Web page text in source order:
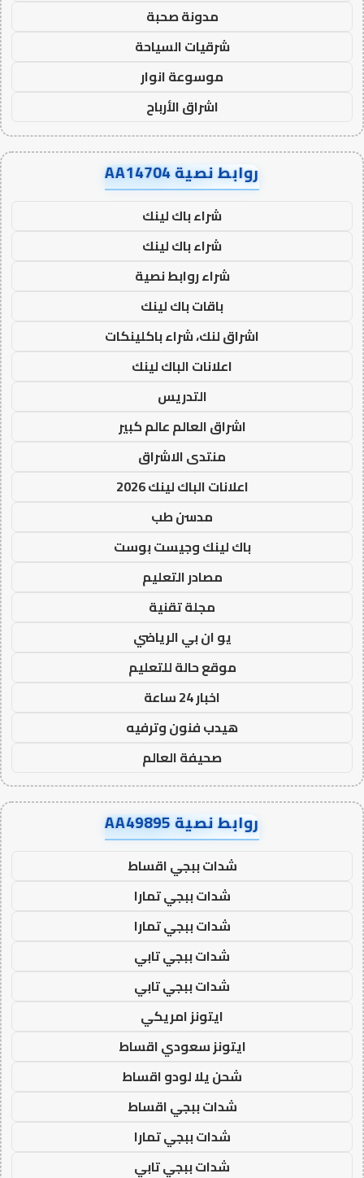
مدونة صحبة
شرقيات السياحة
موسوعة انوار
اشراق الأرباح
روابط نصية AA14704
شراء باك لينك
شراء باك لينك
شراء روابط نصية
باقات باك لينك
اشراق لنك، شراء باكلينكات
اعلانات الباك لينك
التدريس
اشراق العالم عالم كبير
منتدى الاشراق
اعلانات الباك لينك 2026
مدسن طب
باك لينك وجيست بوست
مصادر التعليم
مجلة تقنية
يو ان بي الرياضي
موقع حالة للتعليم
اخبار 24 ساعة
هيدب فنون وترفيه
صحيفة العالم
روابط نصية AA49895
شدات ببجي اقساط
شدات ببجي تمارا
شدات ببجي تمارا
شدات ببجي تابي
شدات ببجي تابي
ايتونز امريكي
ايتونز سعودي اقساط
شحن يلا لودو اقساط
شدات ببجي اقساط
شدات ببجي تمارا
شدات ببجي تابي